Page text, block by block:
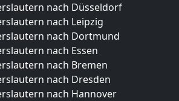
nach Düsseldorf
nach Leipzig
nach Dortmund
nach Essen
nach Bremen
nach Dresden
nach Hannover